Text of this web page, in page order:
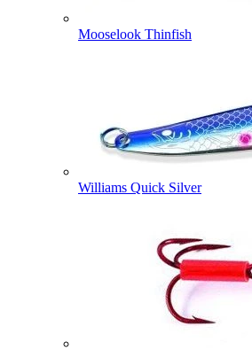
Mooselook Thinfish
Williams Quick Silver